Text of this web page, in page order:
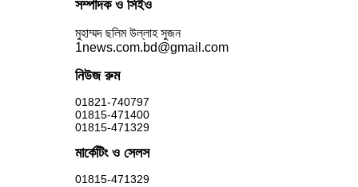
সম্পাদক ও সিইও
মুহাম্মদ ছলিম উল্লাহ সুজন
1news.com.bd@gmail.com
নিউজ রুম
01821-740797
01815-471400
01815-471329
মার্কেটিং ও সেলস
01815-471329